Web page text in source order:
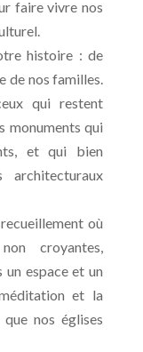
faire vivre nos
histoire : de
de nos familles.
qui restent
monuments qui
et qui bien
architecturaux
où
croyantes,
un espace et un
et la
nos églises